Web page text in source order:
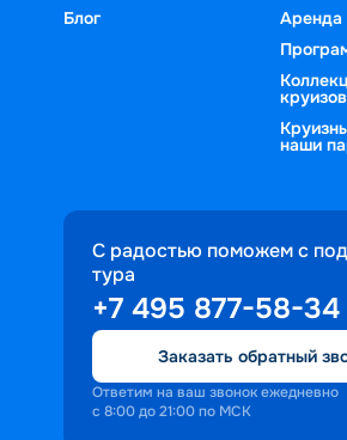
Блог
Аренда
круизов
наши
С радостью поможем с
тура
+7 495 877-58-34
Заказать обратный
Ответим на ваш звонок ежедневно
с 8:00 до 21:00 по МСК